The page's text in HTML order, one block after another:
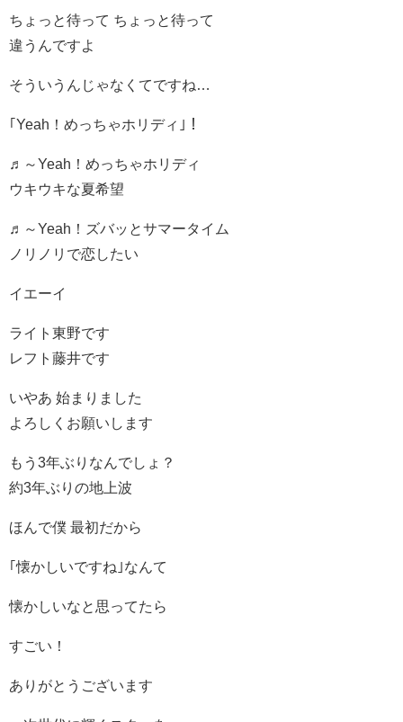
ちょっと待って ちょっと待って
違うんですよ
そういうんじゃなくてですね…
｢Yeah！めっちゃホリディ｣！
♬～Yeah！めっちゃホリディ
ウキウキな夏希望
♬～Yeah！ズバッとサマータイム
ノリノリで恋したい
イエーイ
ライト東野です
レフト藤井です
いやあ 始まりました
よろしくお願いします
もう3年ぶりなんでしょ？
約3年ぶりの地上波
ほんで僕 最初だから
｢懐かしいですね｣なんて
懐かしいなと思ってたら
すごい！
ありがとうございます